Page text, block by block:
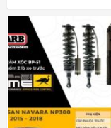
từ
đến